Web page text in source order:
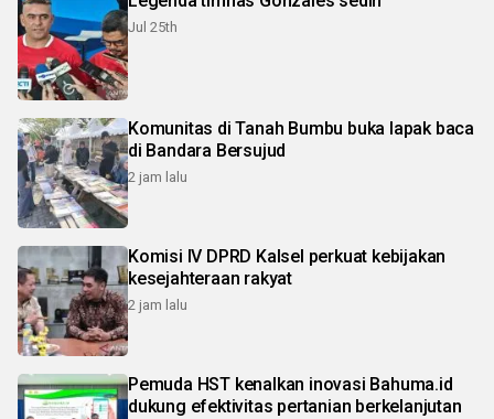
Jul 25th
Komunitas di Tanah Bumbu buka lapak baca
di Bandara Bersujud
2 jam lalu
Komisi IV DPRD Kalsel perkuat kebijakan
kesejahteraan rakyat
2 jam lalu
Pemuda HST kenalkan inovasi Bahuma.id
dukung efektivitas pertanian berkelanjutan